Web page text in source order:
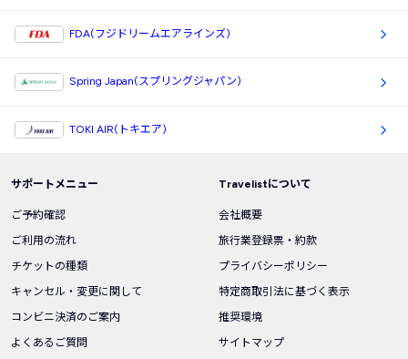
FDA(フジドリームエアラインズ)
Spring Japan(スプリングジャパン)
TOKI AIR(トキエア)
サポートメニュー
ご予約確認
ご利用の流れ
チケットの種類
キャンセル・変更に関して
コンビニ決済のご案内
よくあるご質問
Travelistについて
会社概要
旅行業登録票・約款
プライバシーポリシー
特定商取引法に基づく表示
推奨環境
サイトマップ